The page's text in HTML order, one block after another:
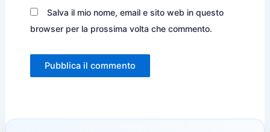
Salva il mio nome, email e sito web in questo
browser per la prossima volta che commento.